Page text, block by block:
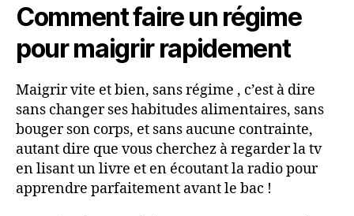
Comment faire un régime
pour maigrir rapidement
Maigrir vite et bien, sans régime , c’est à dire
sans changer ses habitudes alimentaires, sans
bouger son corps, et sans aucune contrainte,
autant dire que vous cherchez à regarder la tv
en lisant un livre et en écoutant la radio pour
apprendre parfaitement avant le bac !